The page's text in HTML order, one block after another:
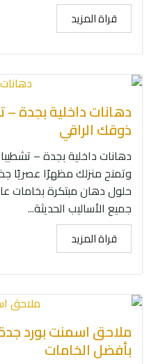
قراة المزيد
دهانات داخلية بجدة
ذوقك الراقي
دهانات داخلية بجدة –
وتمنح منزلك مظهرًا عصريًا
حلول دهان مبتكرة بخامات
جميع الأساليب الحديثة...
قراة المزيد
ملاحق اسمنت بورد
بأفضل الخامات